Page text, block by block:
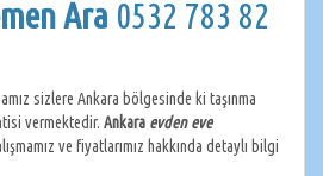
Ara 0532 783 82
sizlere Ankara bölgesinde ki taşınma
vermektedir. Ankara evden eve
ve fiyatlarımız hakkında detaylı bilgi